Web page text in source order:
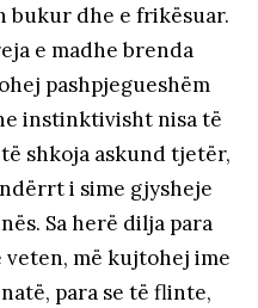
bukur dhe e frikësuar.
e madhe brenda
pashpjegueshëm
instinktivisht nisa të
shkoja askund tjetër,
i sime gjysheje
Sa herë dilja para
veten, më kujtohej ime
para se të flinte,